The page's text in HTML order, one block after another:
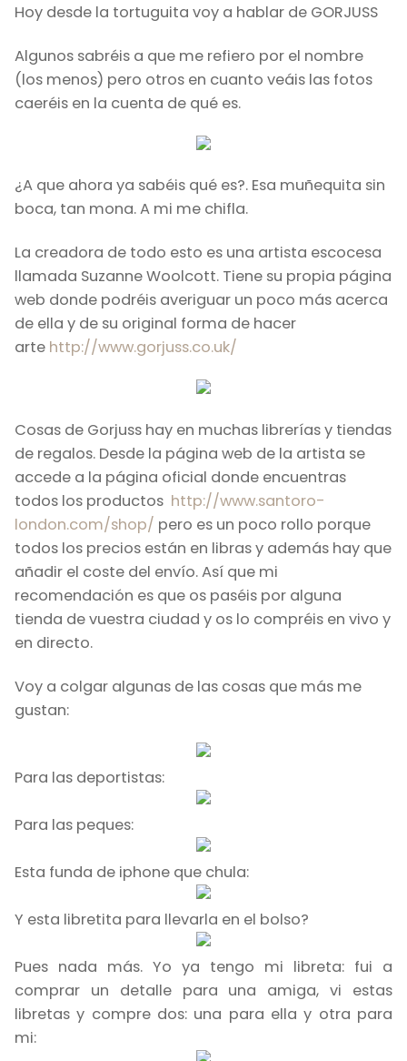
Hoy desde la tortuguita voy a hablar de GORJUSS
Algunos sabréis a que me refiero por el nombre
(los menos) pero otros en cuanto veáis las fotos
caeréis en la cuenta de qué es.
¿A que ahora ya sabéis qué es?. Esa muñequita sin
boca, tan mona. A mi me chifla.
La creadora de todo esto es una artista escocesa
llamada Suzanne Woolcott. Tiene su propia página
web donde podréis averiguar un poco más acerca
de ella y de su original forma de hacer
arte http://www.gorjuss.co.uk/
Cosas de Gorjuss hay en muchas librerías y tiendas
de regalos. Desde la página web de la artista se
accede a la página oficial donde encuentras
todos los productos http://www.santoro-
london.com/shop/ pero es un poco rollo porque
todos los precios están en libras y además hay que
añadir el coste del envío. Así que mi
recomendación es que os paséis por alguna
tienda de vuestra ciudad y os lo compréis en vivo y
en directo.
Voy a colgar algunas de las cosas que más me
gustan:
Para las deportistas:
Para las peques:
Esta funda de iphone que chula:
Y esta libretita para llevarla en el bolso?
Pues nada más. Yo ya tengo mi libreta: fui a
comprar un detalle para una amiga, vi estas
libretas y compre dos: una para ella y otra para
mi: